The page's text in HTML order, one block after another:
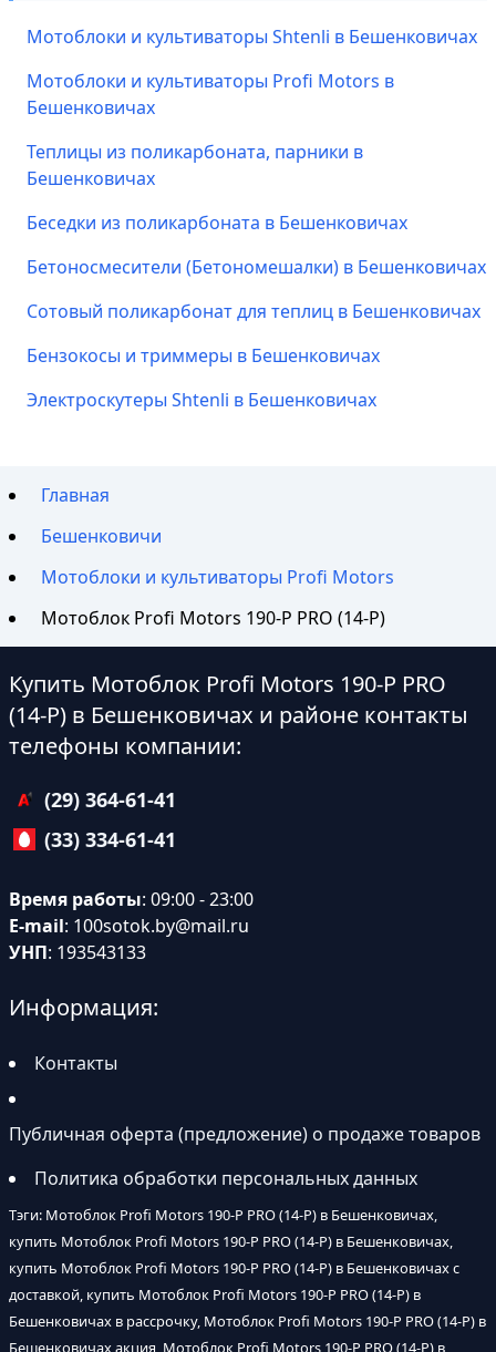
Мотоблоки и культиваторы Shtenli в Бешенковичах
Мотоблоки и культиваторы Profi Motors в
Бешенковичах
Теплицы из поликарбоната, парники в
Бешенковичах
Беседки из поликарбоната в Бешенковичах
Бетоносмесители (Бетономешалки) в Бешенковичах
Сотовый поликарбонат для теплиц в Бешенковичах
Бензокосы и триммеры в Бешенковичах
Электроскутеры Shtenli в Бешенковичах
Главная
Бешенковичи
Мотоблоки и культиваторы Profi Motors
Мотоблок Profi Motors 190-P PRO (14-P)
Купить Мотоблок Profi Motors 190-P PRO
(14-P) в Бешенковичах и районе контакты
телефоны компании:
(29) 364-61-41
(33) 334-61-41
Время работы: 09:00 - 23:00
E-mail: 100sotok.by@mail.ru
УНП: 193543133
Информация:
Контакты
Публичная оферта (предложение) о продаже товаров
Политика обработки персональных данных
Тэги: Мотоблок Profi Motors 190-P PRO (14-P) в Бешенковичах,
купить Мотоблок Profi Motors 190-P PRO (14-P) в Бешенковичах,
купить Мотоблок Profi Motors 190-P PRO (14-P) в Бешенковичах с
доставкой, купить Мотоблок Profi Motors 190-P PRO (14-P) в
Бешенковичах в рассрочку, Мотоблок Profi Motors 190-P PRO (14-P) в
Бешенковичах акция, Мотоблок Profi Motors 190-P PRO (14-P) в